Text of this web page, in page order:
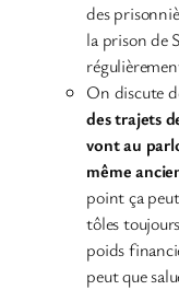
des
la prison de
On discute
des trajets
vont au
même
point ça
tôles
poids
peut que